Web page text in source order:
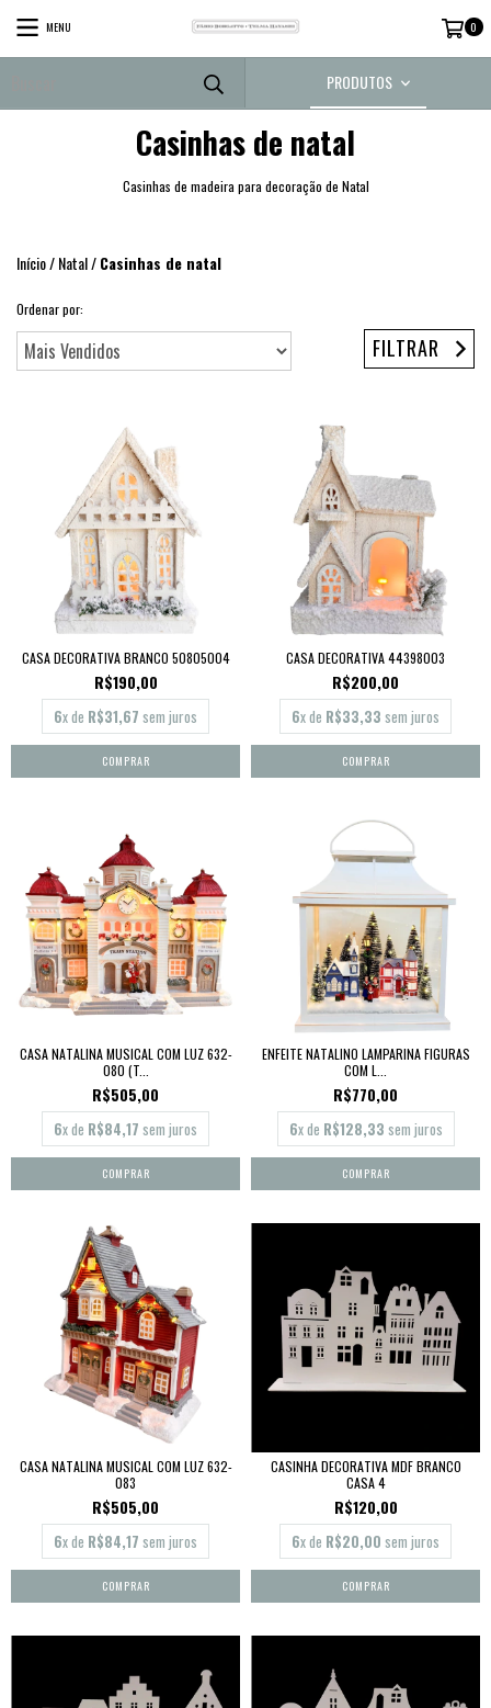
MENU 0
PRODUTOS
Casinhas de natal
Casinhas de madeira para decoração de Natal
Início/Natal/Casinhas de natal
Ordenar por:
FILTRAR
CASA DECORATIVA BRANCO 50805004
R$190,00
6x de R$31,67 sem juros
CASA DECORATIVA 44398003
R$200,00
6x de R$33,33 sem juros
CASA NATALINA MUSICAL COM LUZ 632-
080 (T...
R$505,00
6x de R$84,17 sem juros
ENFEITE NATALINO LAMPARINA FIGURAS
COM L...
R$770,00
6x de R$128,33 sem juros
CASA NATALINA MUSICAL COM LUZ 632-
083
R$505,00
6x de R$84,17 sem juros
CASINHA DECORATIVA MDF BRANCO
CASA 4
R$120,00
6x de R$20,00 sem juros